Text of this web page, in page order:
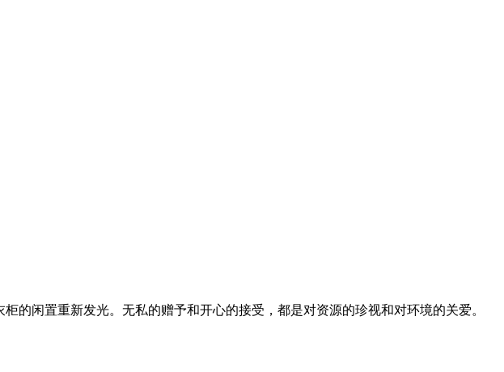
的闲置重新发光。无私的赠予和开心的接受，都是对资源的珍视和对环境的关爱。